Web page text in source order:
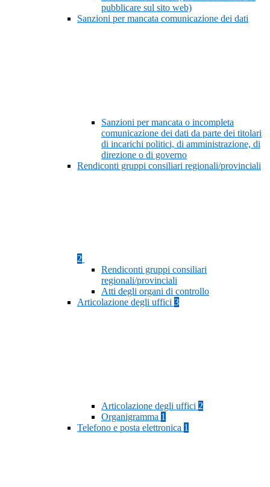
pubblicare sul sito web)
Sanzioni per mancata comunicazione dei dati
Sanzioni per mancata o incompleta
comunicazione dei dati da parte dei titolari
di incarichi politici, di amministrazione, di
direzione o di governo
Rendiconti gruppi consiliari regionali/provinciali
2
Rendiconti gruppi consiliari
regionali/provinciali
Atti degli organi di controllo
Articolazione degli uffici 3
Articolazione degli uffici 2
Organigramma 1
Telefono e posta elettronica 1